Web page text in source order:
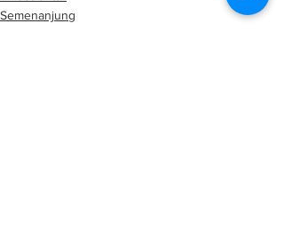
Semenanjung